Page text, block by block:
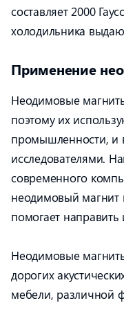
составляет 2000
холодильника
Применение
Неодимовые
поэтому их
промышленности, и
исследователями.
современного
неодимовый магнит
помогает
Неодимовые
дорогих
мебели, различной